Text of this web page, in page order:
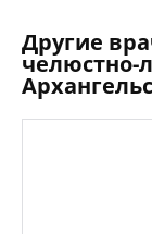
Другие
челюстно-